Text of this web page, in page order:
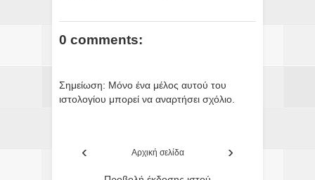
0 comments:
Σημείωση: Μόνο ένα μέλος αυτού του
ιστολογίου μπορεί να αναρτήσει σχόλιο.
‹ ›
Αρχική σελίδα